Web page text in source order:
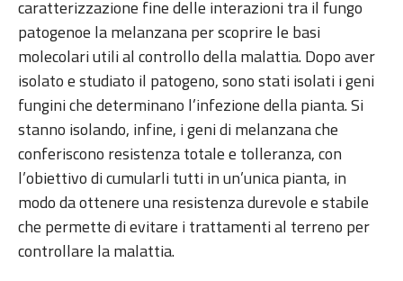
caratterizzazione fine delle interazioni tra il fungo
patogenoe la melanzana per scoprire le basi
molecolari utili al controllo della malattia. Dopo aver
isolato e studiato il patogeno, sono stati isolati i geni
fungini che determinano l’infezione della pianta. Si
stanno isolando, infine, i geni di melanzana che
conferiscono resistenza totale e tolleranza, con
l’obiettivo di cumularli tutti in un’unica pianta, in
modo da ottenere una resistenza durevole e stabile
che permette di evitare i trattamenti al terreno per
controllare la malattia.